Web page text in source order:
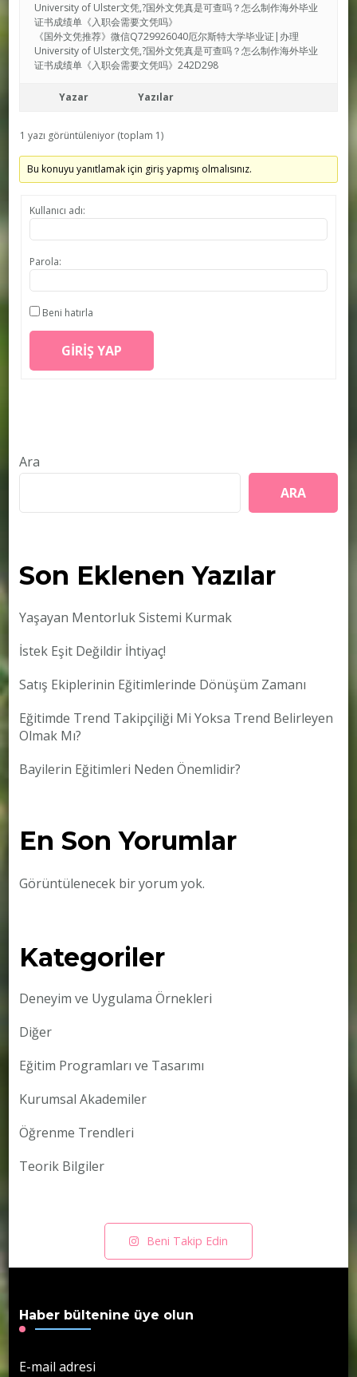
University of Ulster文凭,?国外文凭真是可查吗？怎么制作海外毕业
证书成绩单《入职会需要文凭吗》
《国外文凭推荐》微信Q729926040厄尔斯特大学毕业证|办理
University of Ulster文凭,?国外文凭真是可查吗？怎么制作海外毕业
证书成绩单《入职会需要文凭吗》242D298
Yazar Yazılar
1 yazı görüntüleniyor (toplam 1)
Bu konuyu yanıtlamak için giriş yapmış olmalısınız.
Kullanıcı adı:
Parola:
Beni hatırla
GIRIŞ YAP
Ara
ARA
Son Eklenen Yazılar
Yaşayan Mentorluk Sistemi Kurmak
İstek Eşit Değildir İhtiyaç!
Satış Ekiplerinin Eğitimlerinde Dönüşüm Zamanı
Eğitimde Trend Takipçiliği Mi Yoksa Trend Belirleyen
Olmak Mı?
Bayilerin Eğitimleri Neden Önemlidir?
En Son Yorumlar
Görüntülenecek bir yorum yok.
Kategoriler
Deneyim ve Uygulama Örnekleri
Diğer
Eğitim Programları ve Tasarımı
Kurumsal Akademiler
Öğrenme Trendleri
Teorik Bilgiler
Beni Takip Edin
Haber bültenine üye olun
E-mail adresi